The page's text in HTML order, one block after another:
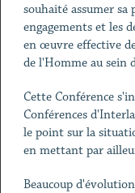
souhaité assumer sa
engagements et les
en œuvre effective
de l'Homme au sein
Cette Conférence
Conférences
le point sur la
en mettant par
Beaucoup